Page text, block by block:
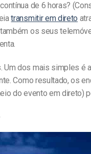
de 6 horas?
transmitir em direto
os seus
Um dos mais simples é a
Como resultado, os
do evento em direto)